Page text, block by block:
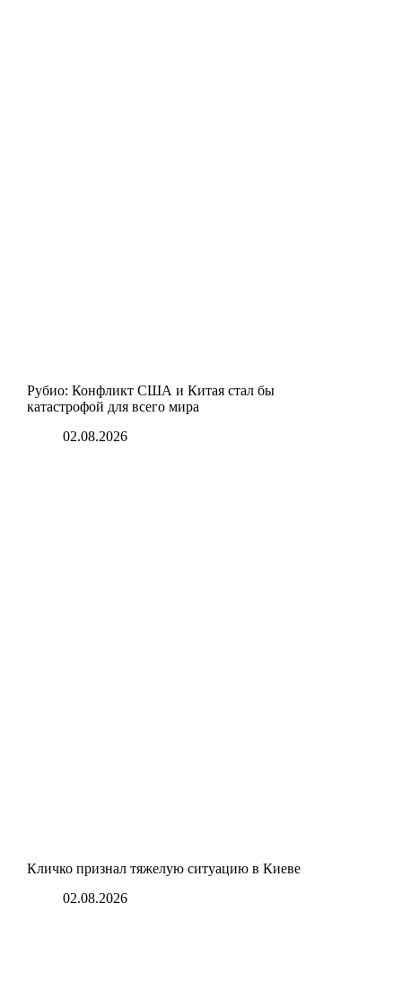
Рубио: Конфликт США и Китая стал бы
катастрофой для всего мира
02.08.2026
Кличко признал тяжелую ситуацию в Киеве
02.08.2026